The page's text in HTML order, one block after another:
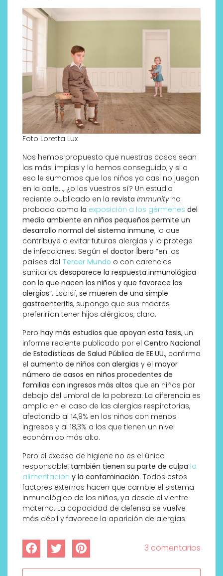
Foto Loretta Lux
Nos hemos propuesto que nuestras casas sean
las más limpias y lo hemos conseguido, y si a
eso le sumamos que los niños ya casi no juegan
en la calle…, ¿o los vuestros sí? Un estudio
reciente publicado en la revista Immunity ha
probado como la exposición a los gérmenes del
medio ambiente en niños pequeños permite un
desarrollo normal del sistema inmune, lo que
contribuye a evitar futuras alergias y lo protege
de infecciones. Según el doctor Íbero “en los
países del Tercer Mundo o con carencias
sanitarias desaparece la respuesta inmunológica
con la que nacen los niños y que favorece las
alergias”. Eso sí, se mueren de una simple
gastroenteritis, supongo que sus madres
preferirían tener hijos alérgicos, claro.
Pero hay más estudios que apoyan esta tesis, un
informe reciente publicado por el Centro Nacional
de Estadísticas de Salud Pública de EE.UU., confirma
el aumento de niños con alergias y el mayor
número de casos en niños procedentes de
familias con ingresos más altos que en niños por
debajo del umbral de la pobreza. La diferencia es
amplia en el caso de las alergias respiratorias,
afectando al 14,9% en los niños con menos
ingresos y al 18,3% a los que tienen un nivel
económico más alto.
Pero el exceso de higiene no es el único
responsable, también tienen su parte de culpa la
alimentación y la contaminación. Todos estos
factores externos hacen que cambie el sistema
inmunológico de los niños, ya desde el vientre
materno. La capacidad de defensa se vuelve
más débil y favorece la aparición de alergias.
3 comentarios